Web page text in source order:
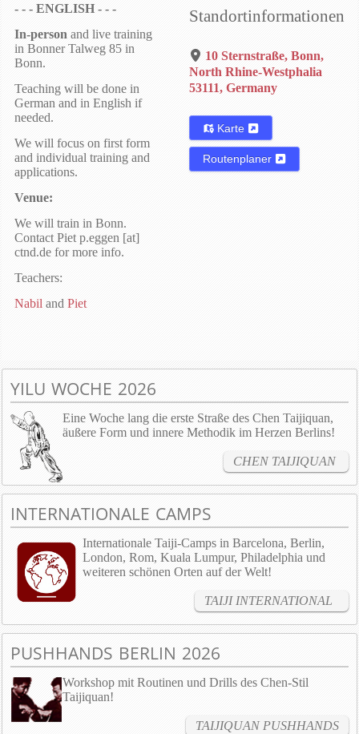
- - - ENGLISH - - -
In-person and live training
in Bonner Talweg 85 in
Bonn.
Teaching will be done in
German and in English if
needed.
We will focus on first form
and individual training and
applications.
Venue:
We will train in Bonn.
Contact Piet p.eggen [at]
ctnd.de for more info.
Teachers:
Nabil and Piet
Standortinformationen
10 Sternstraße, Bonn,
North Rhine-Westphalia
53111, Germany
Karte
Routenplaner
YILU WOCHE 2026
Eine Woche lang die erste Straße des Chen Taijiquan,
äußere Form und innere Methodik im Herzen Berlins!
CHEN TAIJIQUAN
INTERNATIONALE CAMPS
Internationale Taiji-Camps in Barcelona, Berlin,
London, Rom, Kuala Lumpur, Philadelphia und
weiteren schönen Orten auf der Welt!
TAIJI INTERNATIONAL
PUSHHANDS BERLIN 2026
Workshop mit Routinen und Drills des Chen-Stil
Taijiquan!
TAIJIQUAN PUSHHANDS